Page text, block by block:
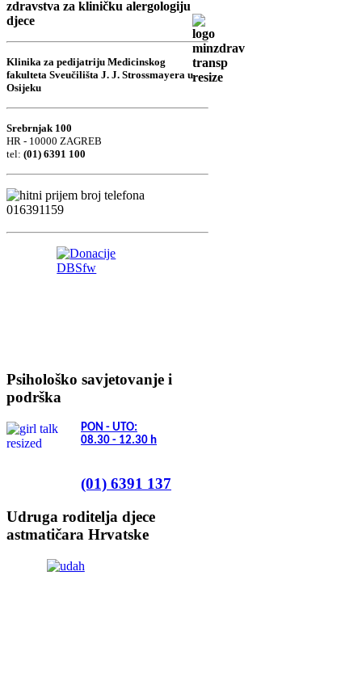
zdravstva za kliničku alergologiju
djece
Klinika za pedijatriju Medicinskog
fakulteta Sveučilišta J. J. Strossmayera u
Osijeku
Srebrnjak 100
HR - 10000 ZAGREB
tel: (01) 6391 100
Psihološko savjetovanje i
podrška
PON - UTO:
08.30 - 12.30 h
(01) 6391 137
Udruga roditelja djece
astmatičara Hrvatske